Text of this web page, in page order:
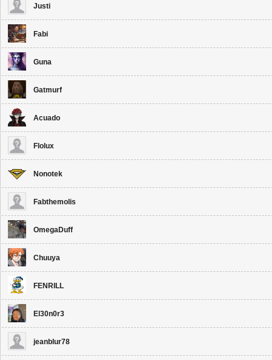
Justi
Fabi
Guna
Gatmurf
Acuado
Flolux
Nonotek
Fabthemolis
OmegaDuff
Chuuya
FENRILL
El30n0r3
jeanblur78